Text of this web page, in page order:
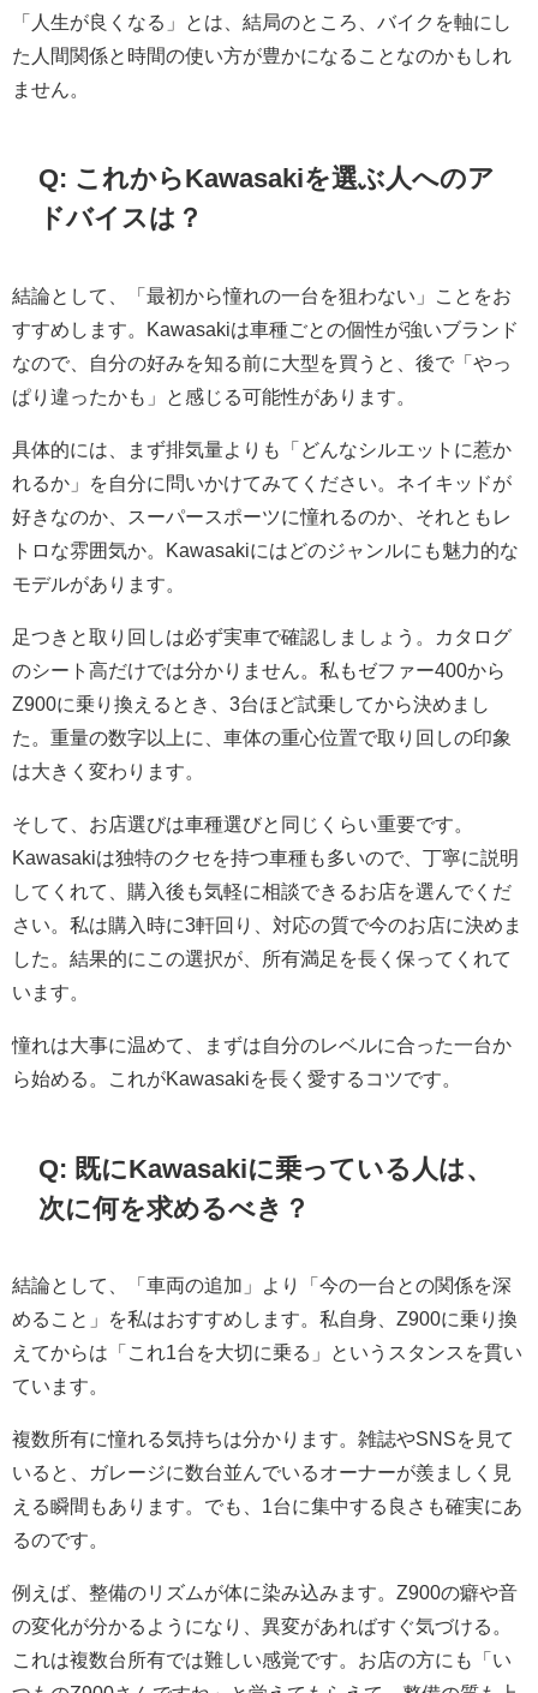
「人生が良くなる」とは、結局のところ、バイクを軸にし
た人間関係と時間の使い方が豊かになることなのかもしれ
ません。
Q: これからKawasakiを選ぶ人へのア
ドバイスは？
結論として、「最初から憧れの一台を狙わない」ことをお
すすめします。Kawasakiは車種ごとの個性が強いブランド
なので、自分の好みを知る前に大型を買うと、後で「やっ
ぱり違ったかも」と感じる可能性があります。
具体的には、まず排気量よりも「どんなシルエットに惹か
れるか」を自分に問いかけてみてください。ネイキッドが
好きなのか、スーパースポーツに憧れるのか、それともレ
トロな雰囲気か。Kawasakiにはどのジャンルにも魅力的な
モデルがあります。
足つきと取り回しは必ず実車で確認しましょう。カタログ
のシート高だけでは分かりません。私もゼファー400から
Z900に乗り換えるとき、3台ほど試乗してから決めまし
た。重量の数字以上に、車体の重心位置で取り回しの印象
は大きく変わります。
そして、お店選びは車種選びと同じくらい重要です。
Kawasakiは独特のクセを持つ車種も多いので、丁寧に説明
してくれて、購入後も気軽に相談できるお店を選んでくだ
さい。私は購入時に3軒回り、対応の質で今のお店に決めま
した。結果的にこの選択が、所有満足を長く保ってくれて
います。
憧れは大事に温めて、まずは自分のレベルに合った一台か
ら始める。これがKawasakiを長く愛するコツです。
Q: 既にKawasakiに乗っている人は、
次に何を求めるべき？
結論として、「車両の追加」より「今の一台との関係を深
めること」を私はおすすめします。私自身、Z900に乗り換
えてからは「これ1台を大切に乗る」というスタンスを貫い
ています。
複数所有に憧れる気持ちは分かります。雑誌やSNSを見て
いると、ガレージに数台並んでいるオーナーが羨ましく見
える瞬間もあります。でも、1台に集中する良さも確実にあ
るのです。
例えば、整備のリズムが体に染み込みます。Z900の癖や音
の変化が分かるようになり、異変があればすぐ気づける。
これは複数台所有では難しい感覚です。お店の方にも「い